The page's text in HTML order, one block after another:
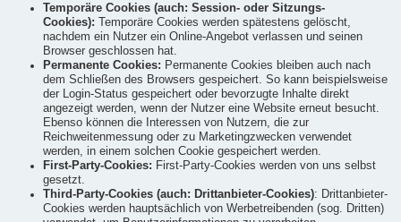
Temporäre Cookies (auch: Session- oder Sitzungs-
Cookies): Temporäre Cookies werden spätestens gelöscht,
nachdem ein Nutzer ein Online-Angebot verlassen und seinen
Browser geschlossen hat.
Permanente Cookies: Permanente Cookies bleiben auch nach
dem Schließen des Browsers gespeichert. So kann beispielsweise
der Login-Status gespeichert oder bevorzugte Inhalte direkt
angezeigt werden, wenn der Nutzer eine Website erneut besucht.
Ebenso können die Interessen von Nutzern, die zur
Reichweitenmessung oder zu Marketingzwecken verwendet
werden, in einem solchen Cookie gespeichert werden.
First-Party-Cookies: First-Party-Cookies werden von uns selbst
gesetzt.
Third-Party-Cookies (auch: Drittanbieter-Cookies): Drittanbieter-
Cookies werden hauptsächlich von Werbetreibenden (sog. Dritten)